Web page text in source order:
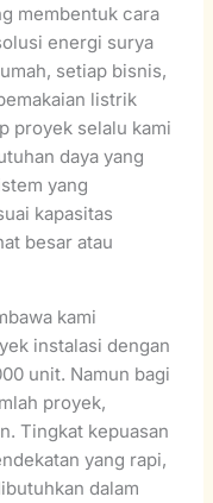
membentuk cara
energi surya
setiap bisnis,
listrik
proyek selalu kami
daya yang
yang
kapasitas
besar atau
kami
instalasi dengan
unit. Namun bagi
proyek,
Tingkat kepuasan
yang rapi,
dalam